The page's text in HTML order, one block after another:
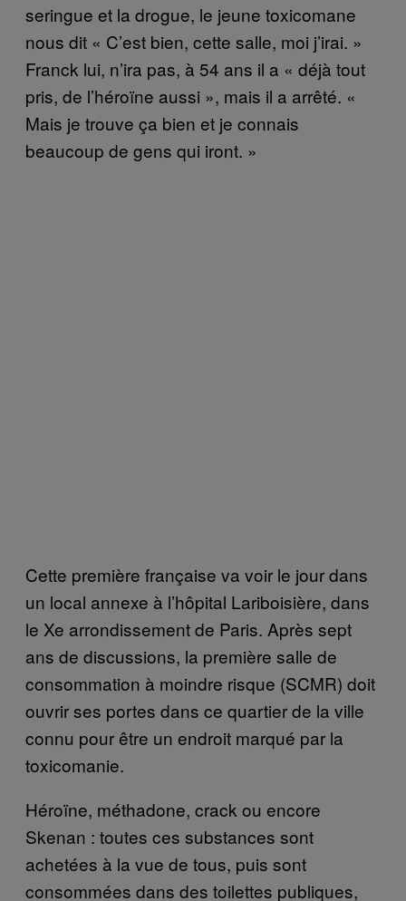
seringue et la drogue, le jeune toxicomane
nous dit « C’est bien, cette salle, moi j’irai. »
Franck lui, n’ira pas, à 54 ans il a « déjà tout
pris, de l’héroïne aussi », mais il a arrêté. «
Mais je trouve ça bien et je connais
beaucoup de gens qui iront. »
Cette première française va voir le jour dans
un local annexe à l’hôpital Lariboisière, dans
le Xe arrondissement de Paris. Après sept
ans de discussions, la première salle de
consommation à moindre risque (SCMR) doit
ouvrir ses portes dans ce quartier de la ville
connu pour être un endroit marqué par la
toxicomanie.
Héroïne, méthadone, crack ou encore
Skenan : toutes ces substances sont
achetées à la vue de tous, puis sont
consommées dans des toilettes publiques,